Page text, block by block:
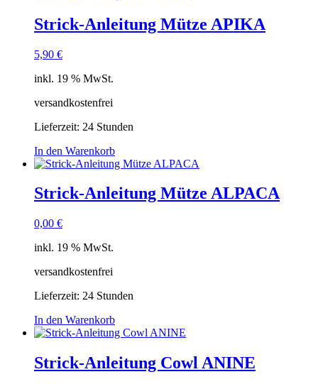
Strick-Anleitung Mütze APIKA
5,90 €
inkl. 19 % MwSt.
versandkostenfrei
Lieferzeit: 24 Stunden
In den Warenkorb
Strick-Anleitung Mütze ALPACA
0,00 €
inkl. 19 % MwSt.
versandkostenfrei
Lieferzeit: 24 Stunden
In den Warenkorb
Strick-Anleitung Cowl ANINE